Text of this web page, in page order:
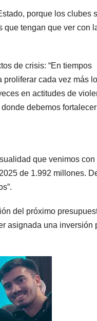
porque los clubes
que tengan que ver con
de crisis: “En tiempos
cada vez más
en actitudes de
debemos
que venimos con
de 1.992 millones.
del próximo
asignada una inversión